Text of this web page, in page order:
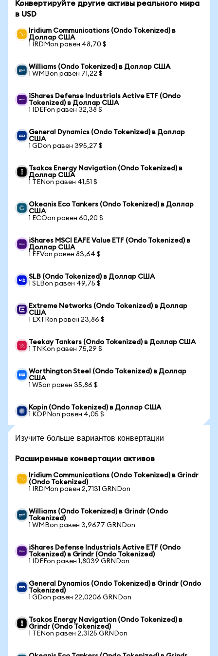
Конвертируйте другие активы реального мира
в USD
Iridium Communications (Ondo Tokenized) в
Доллар США
1 IRDMon равен 48,70 $
Williams (Ondo Tokenized) в Доллар США
1 WMBon равен 71,22 $
iShares Defense Industrials Active ETF (Ondo
Tokenized) в Доллар США
1 IDEFon равен 32,38 $
General Dynamics (Ondo Tokenized) в Доллар
США
1 GDon равен 395,27 $
Tsakos Energy Navigation (Ondo Tokenized) в
Доллар США
1 TENon равен 41,51 $
Okeanis Eco Tankers (Ondo Tokenized) в Доллар
США
1 ECOon равен 60,20 $
iShares MSCI EAFE Value ETF (Ondo Tokenized) в
Доллар США
1 EFVon равен 83,64 $
SLB (Ondo Tokenized) в Доллар США
1 SLBon равен 49,75 $
Extreme Networks (Ondo Tokenized) в Доллар
США
1 EXTRon равен 23,86 $
Teekay Tankers (Ondo Tokenized) в Доллар США
1 TNKon равен 75,29 $
Worthington Steel (Ondo Tokenized) в Доллар
США
1 WSon равен 35,86 $
Kopin (Ondo Tokenized) в Доллар США
1 KOPNon равен 4,05 $
Изучите больше вариантов конвертации
Расширенные конвертации активов
Iridium Communications (Ondo Tokenized) в Grindr
(Ondo Tokenized)
1 IRDMon равен 2,7131 GRNDon
Williams (Ondo Tokenized) в Grindr (Ondo
Tokenized)
1 WMBon равен 3,9677 GRNDon
iShares Defense Industrials Active ETF (Ondo
Tokenized) в Grindr (Ondo Tokenized)
1 IDEFon равен 1,8039 GRNDon
General Dynamics (Ondo Tokenized) в Grindr (Ondo
Tokenized)
1 GDon равен 22,0206 GRNDon
Tsakos Energy Navigation (Ondo Tokenized) в
Grindr (Ondo Tokenized)
1 TENon равен 2,3125 GRNDon